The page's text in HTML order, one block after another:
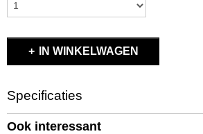
IN WINKELWAGEN
Specificaties
Productcode
Ook interessant